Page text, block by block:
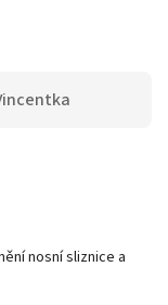
nosní sliznice a